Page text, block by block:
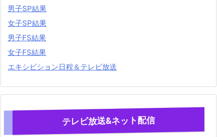
男子SP結果
女子SP結果
男子FS結果
女子FS結果
エキシビション日程＆テレビ放送
テレビ放送&ネット配信